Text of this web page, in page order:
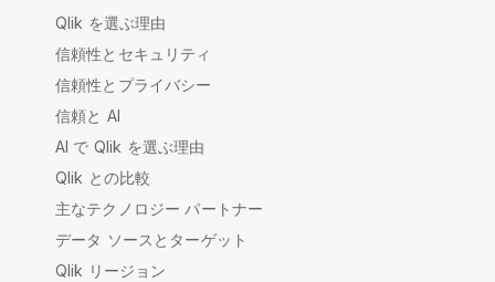
Qlik を選ぶ理由
信頼性とセキュリティ
信頼性とプライバシー
信頼と AI
AI で Qlik を選ぶ理由
Qlik との比較
主なテクノロジー パートナー
データ ソースとターゲット
Qlik リージョン